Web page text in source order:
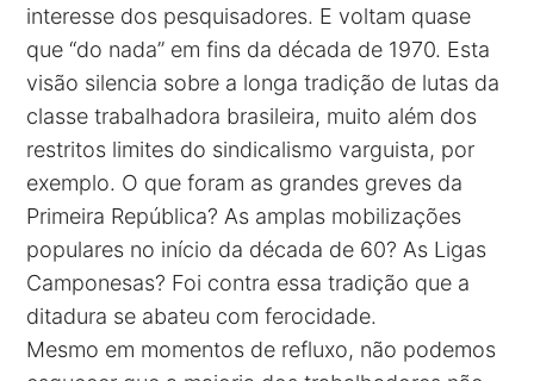
interesse dos pesquisadores. E voltam quase
que “do nada” em fins da década de 1970. Esta
visão silencia sobre a longa tradição de lutas da
classe trabalhadora brasileira, muito além dos
restritos limites do sindicalismo varguista, por
exemplo. O que foram as grandes greves da
Primeira República? As amplas mobilizações
populares no início da década de 60? As Ligas
Camponesas? Foi contra essa tradição que a
ditadura se abateu com ferocidade.
Mesmo em momentos de refluxo, não podemos